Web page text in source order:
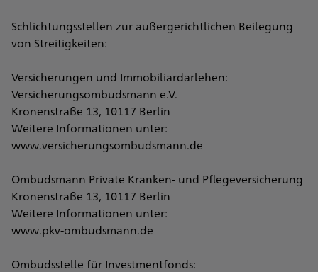
Schlichtungsstellen zur außergerichtlichen Beilegung
von Streitigkeiten:
Versicherungen und Immobiliardarlehen:
Versicherungsombudsmann e.V.
Kronenstraße 13, 10117 Berlin
Weitere Informationen unter:
www.versicherungsombudsmann.de
Ombudsmann Private Kranken- und Pflegeversicherung
Kronenstraße 13, 10117 Berlin
Weitere Informationen unter:
www.pkv-ombudsmann.de
Ombudsstelle für Investmentfonds: